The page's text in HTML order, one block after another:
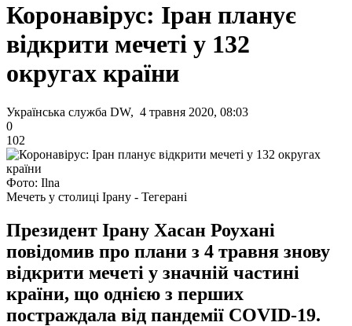
Коронавірус: Іран планує
відкрити мечеті у 132
округах країни
Українська служба DW, 4 травня 2020, 08:03
0
102
Фото: Ilna
Мечеть у столиці Ірану - Тегерані
Президент Ірану Хасан Роухані
повідомив про плани з 4 травня знову
відкрити мечеті у значній частині
країни, що однією з перших
постраждала від пандемії COVID-19.